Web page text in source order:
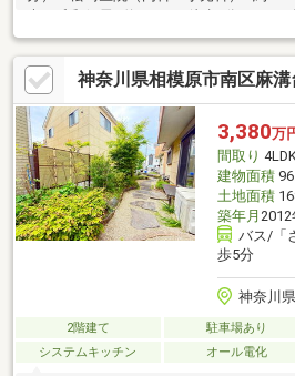
丘1丁目店…約550m（徒歩7分）・里見
分）・グルメシティ光が丘店…約610m（
小学校…約1，300m（徒歩17分）・市立
750m（徒歩10分）
神奈川県相模原市南区麻
3,380万
間取り
建物面積
土地面積
築年月
バス/「
歩5分
神奈川
2階建て 駐車場あり
システムキッチン
オール電化